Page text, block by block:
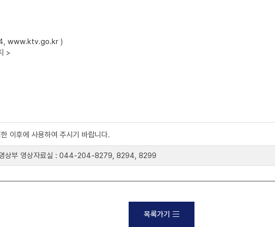
www.ktv.go.kr )
>
이후에 사용하여 주시기 바랍니다.
영상부 영상자료실 : 044-204-8279, 8294, 8299
목록가기